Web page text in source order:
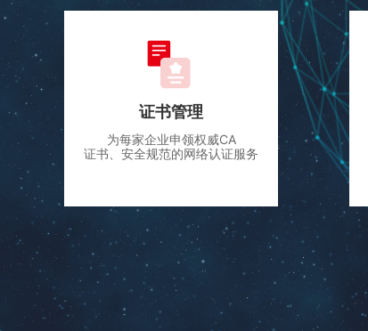
证书管理
为每家企业申领权威CA
证书、安全规范的网络认证服务